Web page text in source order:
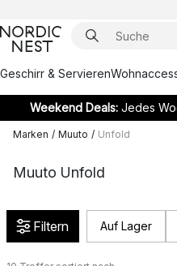
Geschirr & Servieren
Weekend Deals:Jedes
Marken / Muuto / Unfold
Muuto Unfold
Filtern Auf Lager